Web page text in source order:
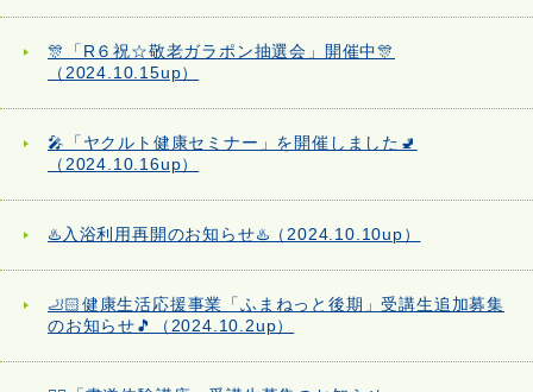
🎊「R６祝☆敬老ガラポン抽選会」開催中🎊
（2024.10.15up）
🎤「ヤクルト健康セミナー」を開催しました🚽
（2024.10.16up）
♨️入浴利用再開のお知らせ♨️（2024.10.10up）
🦶🏻健康生活応援事業「ふまねっと後期」受講生追加募集
のお知らせ🎵（2024.10.2up）